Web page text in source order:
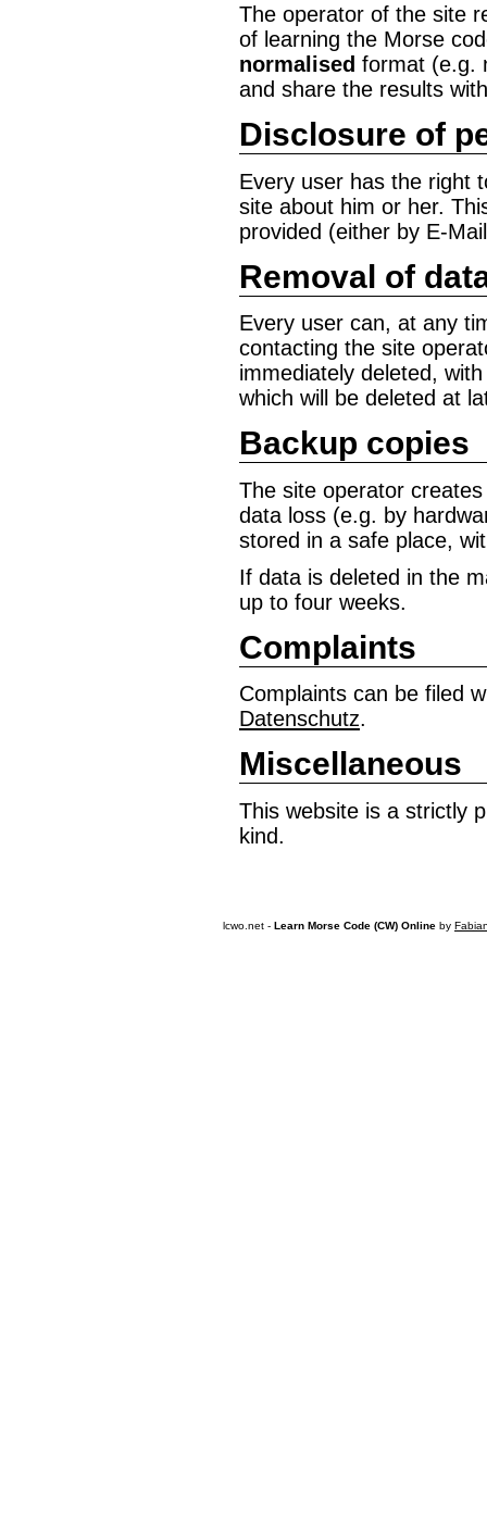
The operator of the site
of learning the Morse
normalised format (e.g.
and share the results
Disclosure of
Every user has the right
site about him or her.
provided (either by E-
Removal of
Every user can, at any
contacting the site
immediately deleted,
which will be deleted at
Backup copies
The site operator
data loss (e.g. by
stored in a safe place,
If data is deleted in the
up to four weeks.
Complaints
Complaints can be filed
Datenschutz.
Miscellaneous
This website is a strictly
kind.
lcwo.net - Learn Morse Code (CW) Online by